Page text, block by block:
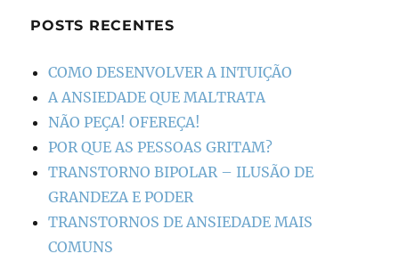
POSTS RECENTES
COMO DESENVOLVER A INTUIÇÃO
A ANSIEDADE QUE MALTRATA
NÃO PEÇA! OFEREÇA!
POR QUE AS PESSOAS GRITAM?
TRANSTORNO BIPOLAR – ILUSÃO DE
GRANDEZA E PODER
TRANSTORNOS DE ANSIEDADE MAIS
COMUNS